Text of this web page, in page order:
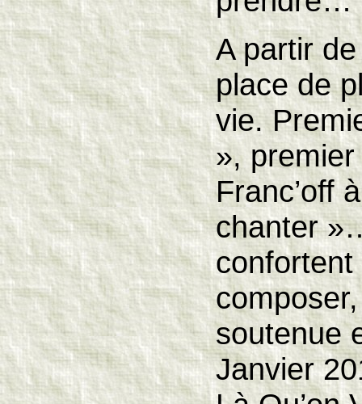
A partir
place de
vie.
»,
Franc’off
chanter
soutenue
Janvier